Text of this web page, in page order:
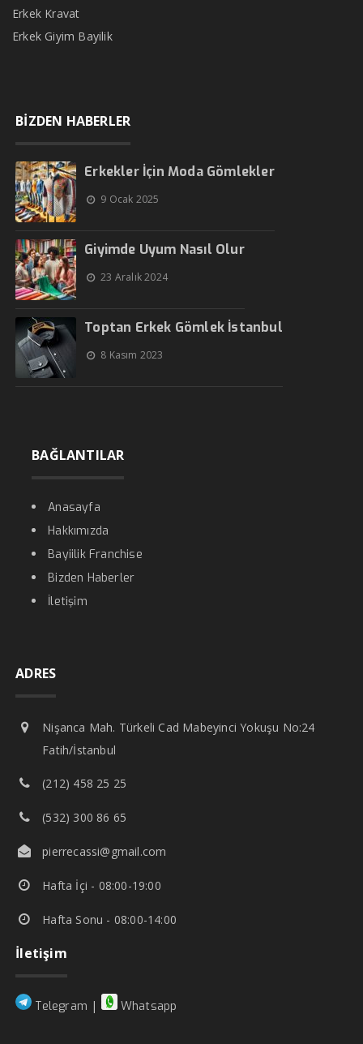
Erkek Kravat
Erkek Giyim Bayilik
BİZDEN HABERLER
Erkekler İçin Moda Gömlekler
9 Ocak 2025
Giyimde Uyum Nasıl Olur
23 Aralık 2024
Toptan Erkek Gömlek İstanbul
8 Kasım 2023
BAĞLANTILAR
Anasayfa
Hakkımızda
Bayiilik Franchise
Bizden Haberler
İletişim
ADRES
Nişanca Mah. Türkeli Cad Mabeyinci Yokuşu No:24
Fatih/İstanbul
(212) 458 25 25
(532) 300 86 65
pierrecassi@gmail.com
Hafta İçi - 08:00-19:00
Hafta Sonu - 08:00-14:00
İletişim
Telegram | Whatsapp